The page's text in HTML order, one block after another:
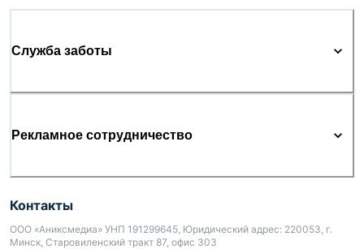
Служба заботы
Рекламное сотрудничество
Контакты
ООО «Аниксмедиа» УНП 191299645, Юридический адрес: 220053, г.
Минск, Старовиленский тракт 87, офис 303